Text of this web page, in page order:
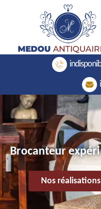
Brocanteur
Nos réalisations